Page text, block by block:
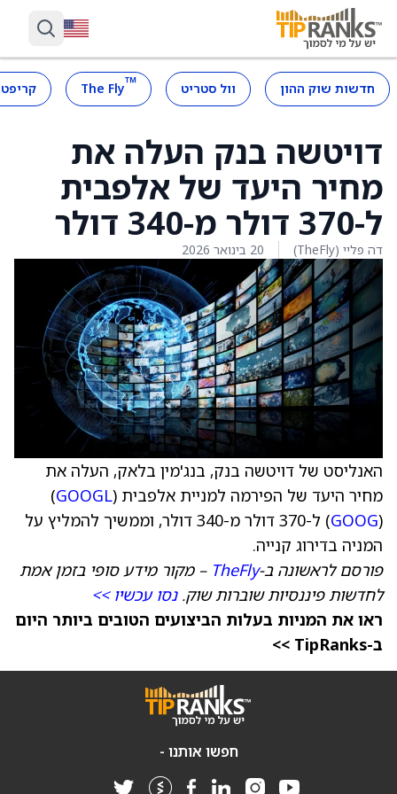
חדשות שוק ההון וול סטריט ™
The Fly
דויטשה בנק העלה את
מחיר היעד של אלפבית
ל-370 דולר מ-340 דולר
דה פליי (TheFly) 20 בינואר 2026
האנליסט של דויטשה בנק, בנג'מין בלאק, העלה את
מחיר היעד של הפירמה למניית אלפבית (GOOGL
)
(
GOOG
) ל-370 דולר מ-340 דולר, וממשיך להמליץ על
המניה בדירוג קנייה.
פורסם לראשונה ב-TheFly – מקור מידע סופי בזמן אמת
לחדשות פיננסיות שוברות שוק.נסו עכשיו >>
ראו את המניות בעלות הביצועים הטובים ביותר היום
ב-TipRanks >>
חפשו אותנו -